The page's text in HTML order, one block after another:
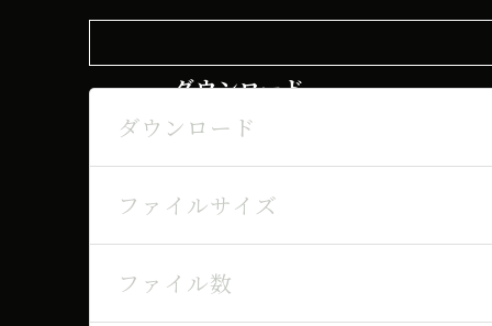
ダウンロード
ダウンロード
ファイルサイズ
ファイル数